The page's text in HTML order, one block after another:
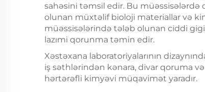
sahəsini təmsil edir. Bu
olunan müxtəlif bioloji materiallar və
müəssisələrində tələb olunan ciddi
lazımi qorunma təmin edir.
Xəstəxana laboratoriyalarının
iş səthlərindən kənara, divar qoruma
hərtərəfli kimyəvi müqavimət yaradır.